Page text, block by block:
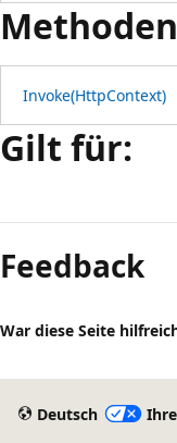
Methoden
Invoke(HttpContext)
Gilt für:
Feedback
War diese Seite
Deutsch